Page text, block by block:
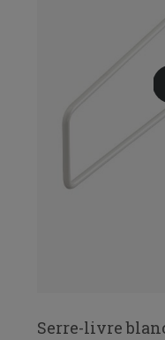
Serre-livre